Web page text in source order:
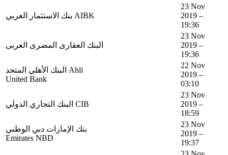
بنك الاستثمار العربي AIBK
23 Nov
2019 –
19:36
البنك العقارى المصرى العربى
23 Nov
2019 –
19:36
البنك الأهلي المتحد Ahli
United Bank
22 Nov
2019 –
03:10
البنك التجاري الدولي CIB
23 Nov
2019 –
18:59
بنك الإمارات دبي الوطني
Emirates NBD
23 Nov
2019 –
19:37